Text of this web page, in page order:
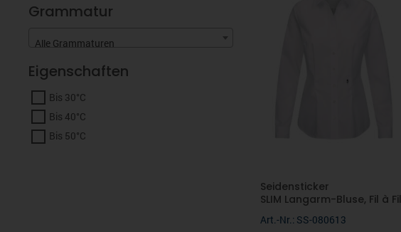
Grammatur
Alle Grammaturen
Eigenschaften
Bis 30°C
Bis 40°C
Bis 50°C
Seidensticker
SLIM Langarm-Bluse, Fil à Fil
Art.-Nr.: SS-080613